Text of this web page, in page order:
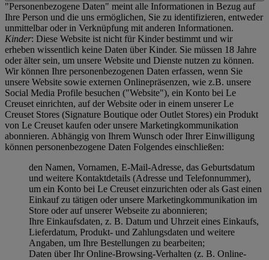
"Personenbezogene Daten" meint alle Informationen in Bezug auf
Ihre Person und die uns ermöglichen, Sie zu identifizieren, entweder
unmittelbar oder in Verknüpfung mit anderen Informationen.
Kinder: Diese Website ist nicht für Kinder bestimmt und wir
erheben wissentlich keine Daten über Kinder. Sie müssen 18 Jahre
oder älter sein, um unsere Website und Dienste nutzen zu können.
Wir können Ihre personenbezogenen Daten erfassen, wenn Sie
unsere Website sowie externen Onlinepräsenzen, wie z.B. unsere
Social Media Profile besuchen ("Website"), ein Konto bei Le
Creuset einrichten, auf der Website oder in einem unserer Le
Creuset Stores (Signature Boutique oder Outlet Stores) ein Produkt
von Le Creuset kaufen oder unsere Marketingkommunikation
abonnieren. Abhängig von Ihrem Wunsch oder Ihrer Einwilligung
können personenbezogene Daten Folgendes einschließen:
den Namen, Vornamen, E-Mail-Adresse, das Geburtsdatum
und weitere Kontaktdetails (Adresse und Telefonnummer),
um ein Konto bei Le Creuset einzurichten oder als Gast einen
Einkauf zu tätigen oder unsere Marketingkommunikation im
Store oder auf unserer Webseite zu abonnieren;
Ihre Einkaufsdaten, z. B. Datum und Uhrzeit eines Einkaufs,
Lieferdatum, Produkt- und Zahlungsdaten und weitere
Angaben, um Ihre Bestellungen zu bearbeiten;
Daten über Ihr Online-Browsing-Verhalten (z. B. Online-